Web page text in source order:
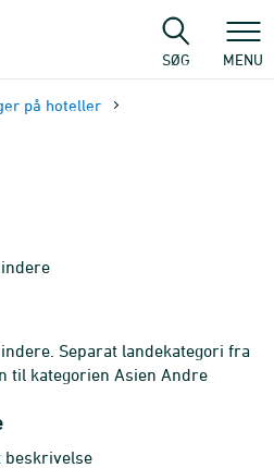
SØG MENU
på hoteller
Separat landekategori fra
til kategorien Asien Andre
beskrivelse